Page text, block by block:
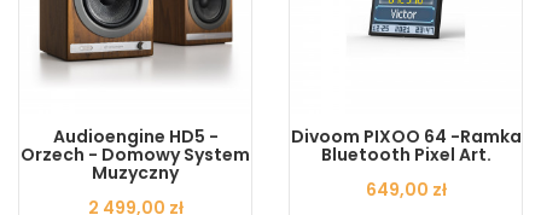
Audioengine HD5 -
Orzech - Domowy System
Muzyczny
Cena
2 499,00 zł
Divoom PIXOO 64 -Ramka
Bluetooth Pixel Art.
Cena
649,00 zł